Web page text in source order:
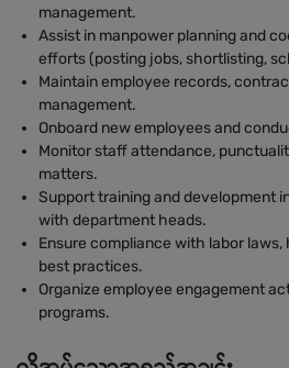
management.
Assist in manpower planning and
efforts (posting jobs, shortlisting,
Maintain employee records,
management.
Onboard new employees and
Monitor staff attendance,
matters.
Support training and development
with department heads.
Ensure compliance with labor laws,
best practices.
Organize employee engagement
programs.